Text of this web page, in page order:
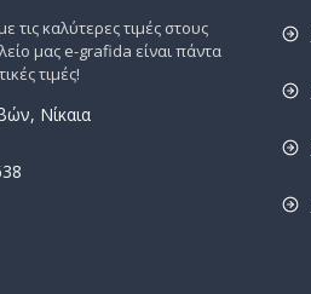
καλύτερες τιμές στους
μας e-grafida είναι πάντα
τιμές!
Νίκαια